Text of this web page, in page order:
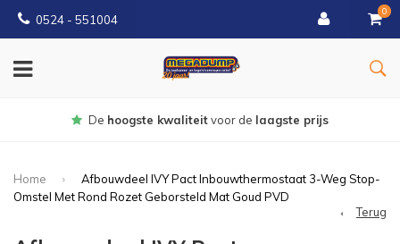
0524 - 551004
0
Gratisbezorgd vanaf €150
Home
Afbouwdeel IVY Pact Inbouwthermostaat 3-Weg Stop-
Omstel Met Rond Rozet Geborsteld Mat Goud PVD
Terug